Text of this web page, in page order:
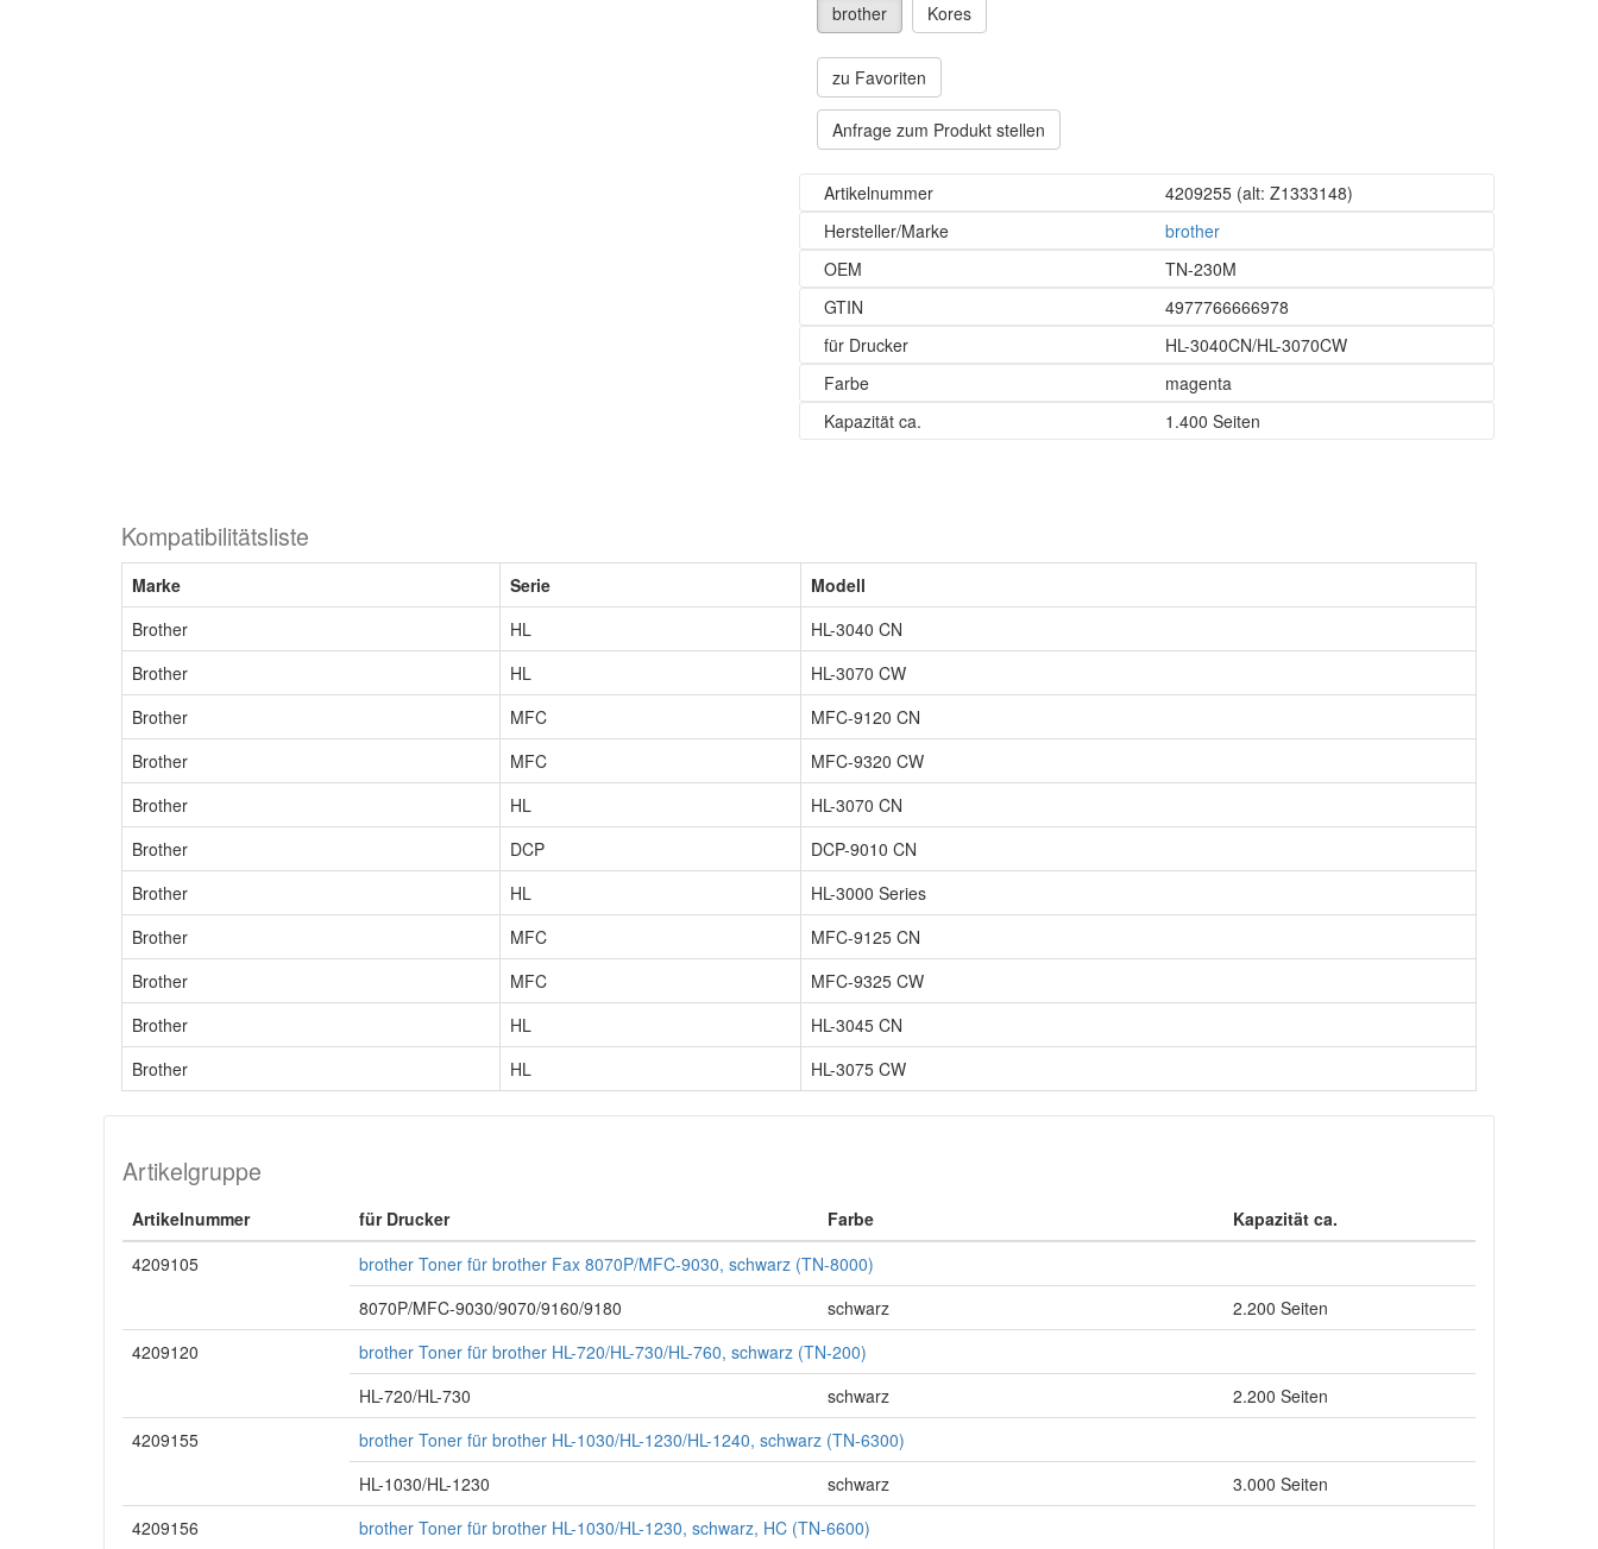
brother
Kores
zu Favoriten
Anfrage zum Produkt stellen
Artikelnummer 4209255(alt: Z1333148)
Hersteller/Marke
brother
OEM
TN-230M
GTIN
4977766666978
für Drucker
HL-3040CN/HL-3070CW
Farbe
magenta
Kapazität ca.
1.400 Seiten
Kompatibilitätsliste
Marke Serie
Modell
Brother
HL
HL-3040 CN
Brother
HL
HL-3070 CW
Brother
MFC
MFC-9120 CN
Brother
MFC
MFC-9320 CW
Brother
HL
HL-3070 CN
Brother
DCP
DCP-9010 CN
Brother
HL
HL-3000 Series
Brother
MFC
MFC-9125 CN
Brother
MFC
MFC-9325 CW
Brother
HL
HL-3045 CN
Brother
HL HL-3075 CW
Artikelgruppe
Artikelnummer für Drucker Farbe
Kapazität ca.
4209105
brother Toner für brother Fax 8070P/MFC-9030, schwarz (TN-8000)
8070P/MFC-9030/9070/9160/9180
schwarz
2.200 Seiten
4209120
brother Toner für brother HL-720/HL-730/HL-760, schwarz (TN-200)
HL-720/HL-730
schwarz
2.200 Seiten
4209155
brother Toner für brother HL-1030/HL-1230/HL-1240, schwarz (TN-6300)
HL-1030/HL-1230
schwarz
3.000 Seiten
4209156
brother Toner für brother HL-1030/HL-1230, schwarz, HC (TN-6600)